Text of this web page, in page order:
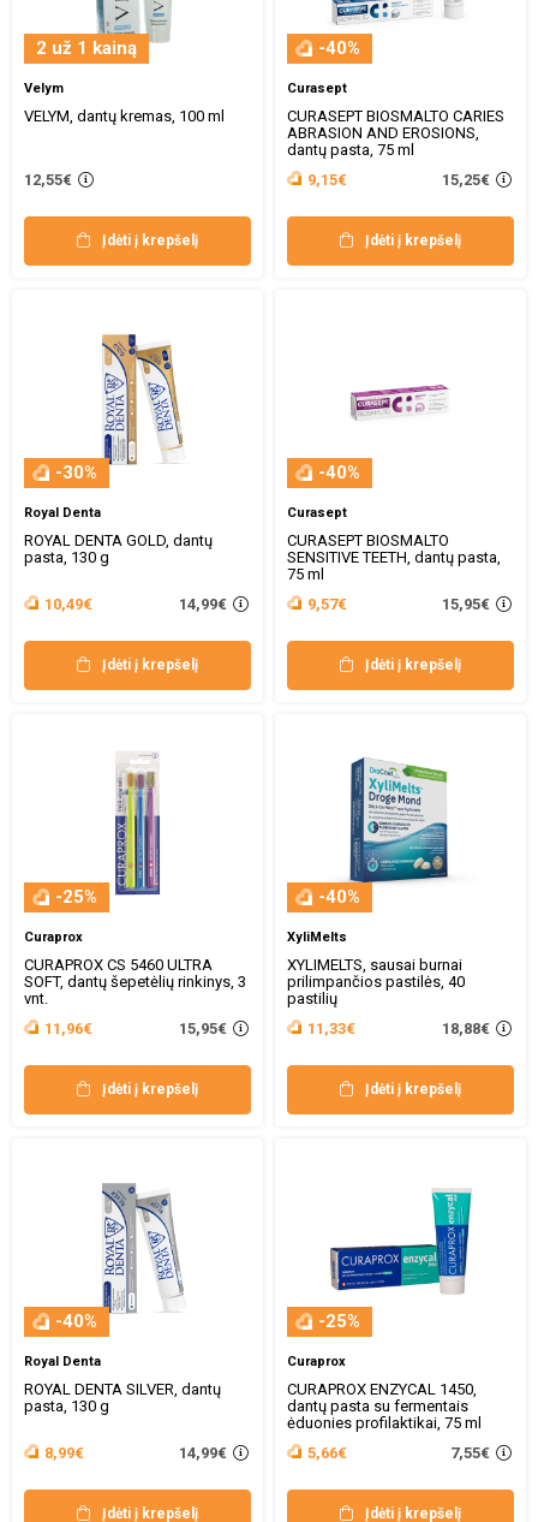
2 už 1 kainą
Velym
VELYM, dantų kremas, 100 ml
12,55€
Įdėti į krepšelį
-40%
Curasept
CURASEPT BIOSMALTO CARIES
ABRASION AND EROSIONS,
dantų pasta, 75 ml
9,15€
15,25€
Įdėti į krepšelį
-30%
Royal Denta
ROYAL DENTA GOLD, dantų
pasta, 130 g
10,49€ 14,99€
Įdėti į krepšelį
-40%
Curasept
CURASEPT BIOSMALTO
SENSITIVE TEETH, dantų pasta,
75 ml
9,57€
15,95€
Įdėti į krepšelį
-25%
Curaprox
CURAPROX CS 5460 ULTRA
SOFT, dantų šepetėlių rinkinys, 3
vnt.
11,96€
15,95€
Įdėti į krepšelį
-40%
XyliMelts
XYLIMELTS, sausai burnai
prilimpančios pastilės, 40
pastilių
11,33€
18,88€
Įdėti į krepšelį
-40%
Royal Denta
ROYAL DENTA SILVER, dantų
pasta, 130 g
8,99€ 14,99€
Įdėti į krepšelį
-25%
Curaprox
CURAPROX ENZYCAL 1450,
dantų pasta su fermentais
ėduonies profilaktikai, 75 ml
5,66€
7,55€
Įdėti į krepšelį